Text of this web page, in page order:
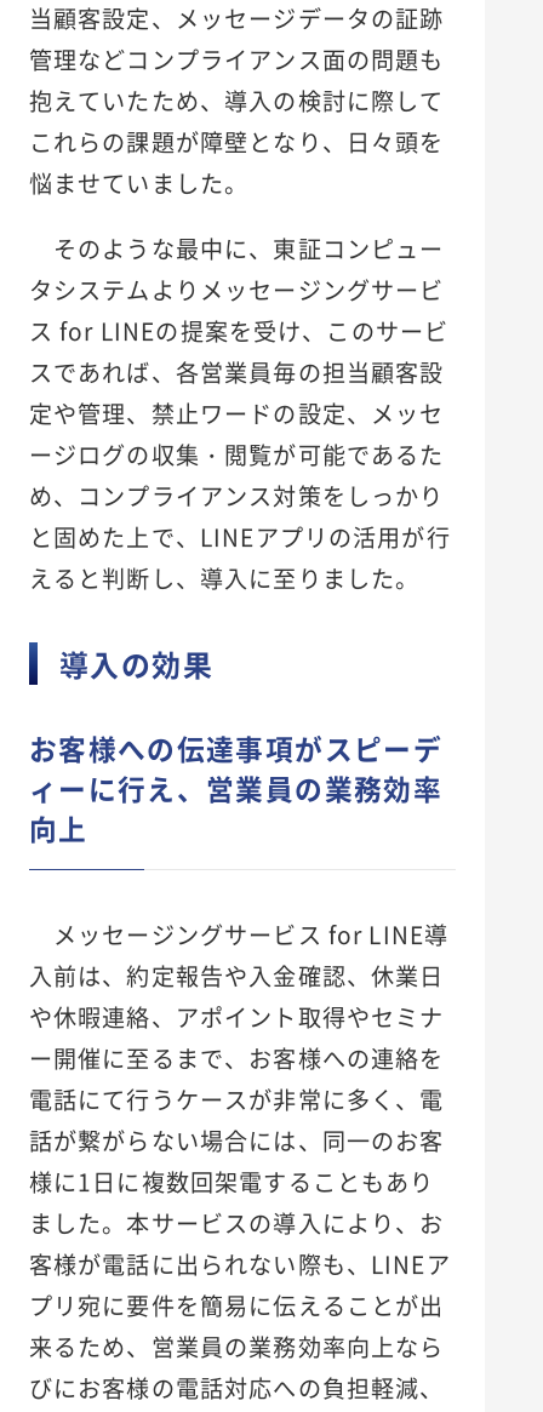
当顧客設定、メッセージデータの証跡
管理などコンプライアンス面の問題も
抱えていたため、導入の検討に際して
これらの課題が障壁となり、日々頭を
悩ませていました。
そのような最中に、東証コンピュー
タシステムよりメッセージングサービ
ス for LINEの提案を受け、このサービ
スであれば、各営業員毎の担当顧客設
定や管理、禁止ワードの設定、メッセ
ージログの収集・閲覧が可能であるた
め、コンプライアンス対策をしっかり
と固めた上で、LINEアプリの活用が行
えると判断し、導入に至りました。
導入の効果
お客様への伝達事項がスピーデ
ィーに行え、営業員の業務効率
向上
メッセージングサービス for LINE導
入前は、約定報告や入金確認、休業日
や休暇連絡、アポイント取得やセミナ
ー開催に至るまで、お客様への連絡を
電話にて行うケースが非常に多く、電
話が繋がらない場合には、同一のお客
様に1日に複数回架電することもあり
ました。本サービスの導入により、お
客様が電話に出られない際も、LINEア
プリ宛に要件を簡易に伝えることが出
来るため、営業員の業務効率向上なら
びにお客様の電話対応への負担軽減、